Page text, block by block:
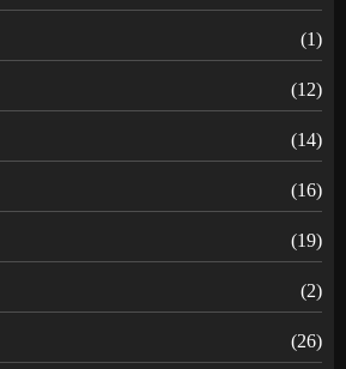
(1)
(12)
(14)
(16)
(19)
(2)
(26)